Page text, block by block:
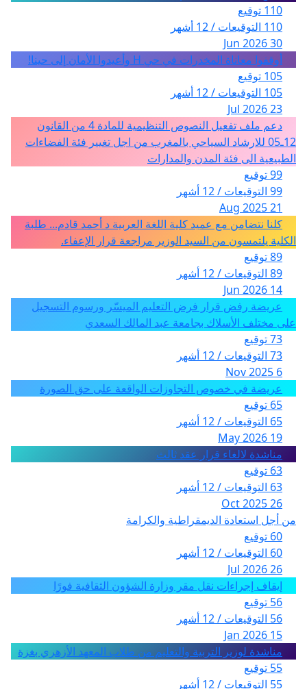
110 توقيع
110 التوقيعات / 12 أشهر
30 Jun 2026
أوقفوا معاناة المخدرات في حي H وأعيدوا الأمان إلى حينا!
105 توقيع
105 التوقيعات / 12 أشهر
23 Jul 2026
دعم ملف تفعيل النصوص التنظيمية للمادة 4 من القانون
12ـ05 للارشاد السياحي بالمغرب من اجل تغيير فئة الفضاءات
الطبيعية الى فئة المدن والمدارات
99 توقيع
99 التوقيعات / 12 أشهر
21 Aug 2025
كلنا نتضامن مع عميد كلية اللغة العربية د أحمد قادم... طلبة
الكلية يلتمسون من السيد الوزير مراجعة قرار الإعفاء.
89 توقيع
89 التوقيعات / 12 أشهر
14 Jun 2026
عريضة رفض قرار فرض التعليم الميسّر ورسوم التسجيل
على مختلف الأسلاك بجامعة عبد المالك السعدي
73 توقيع
73 التوقيعات / 12 أشهر
6 Nov 2025
عريضة في خصوص التجاوزات الواقعة على حق الصورة
65 توقيع
65 التوقيعات / 12 أشهر
19 May 2026
مناشدة لالغاء قرار عقد ثالث
63 توقيع
63 التوقيعات / 12 أشهر
26 Oct 2025
من أجل استعادة الديمقراطية والكرامة
60 توقيع
60 التوقيعات / 12 أشهر
26 Jul 2026
إيقاف إجراءات نقل مقر وزارة الشؤون الثقافية فورًا
56 توقيع
56 التوقيعات / 12 أشهر
15 Jan 2026
مناشدة لوزير التربية والتعليم من طلاب المعهد الأزهري بغزة
55 توقيع
55 التوقيعات / 12 أشهر